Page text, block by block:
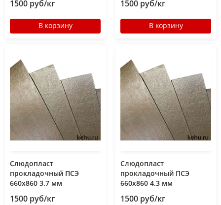
1500 руб/кг
В корзину
1500 руб/кг
В корзину
Слюдопласт
прокладочный ПСЭ
660x860 3.7 мм
1500 руб/кг
Слюдопласт
прокладочный ПСЭ
660x860 4.3 мм
1500 руб/кг